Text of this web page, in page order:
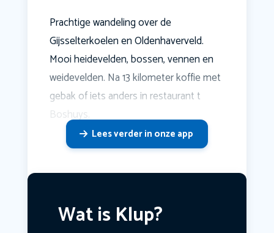
Prachtige wandeling over de
Gijsselterkoelen en Oldenhaverveld.
Mooi heidevelden, bossen, vennen en
weidevelden. Na 13 kilometer koffie met
gebak of iets anders in restaurant t
Boshuys.
Lees verder in onze app
Wat is Klup?